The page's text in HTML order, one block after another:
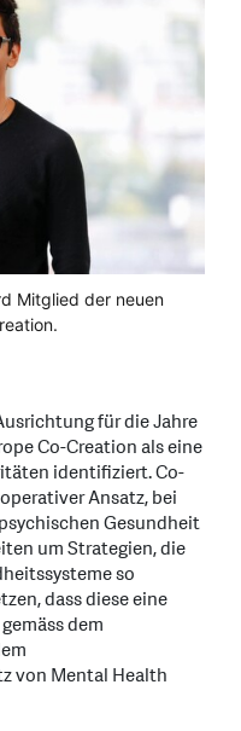
Mitglied der neuen
für die Jahre
Co-Creation als eine
identifiziert. Co-
Ansatz, bei
Gesundheit
um Strategien, die
so
dass diese eine
dem
von Mental Health